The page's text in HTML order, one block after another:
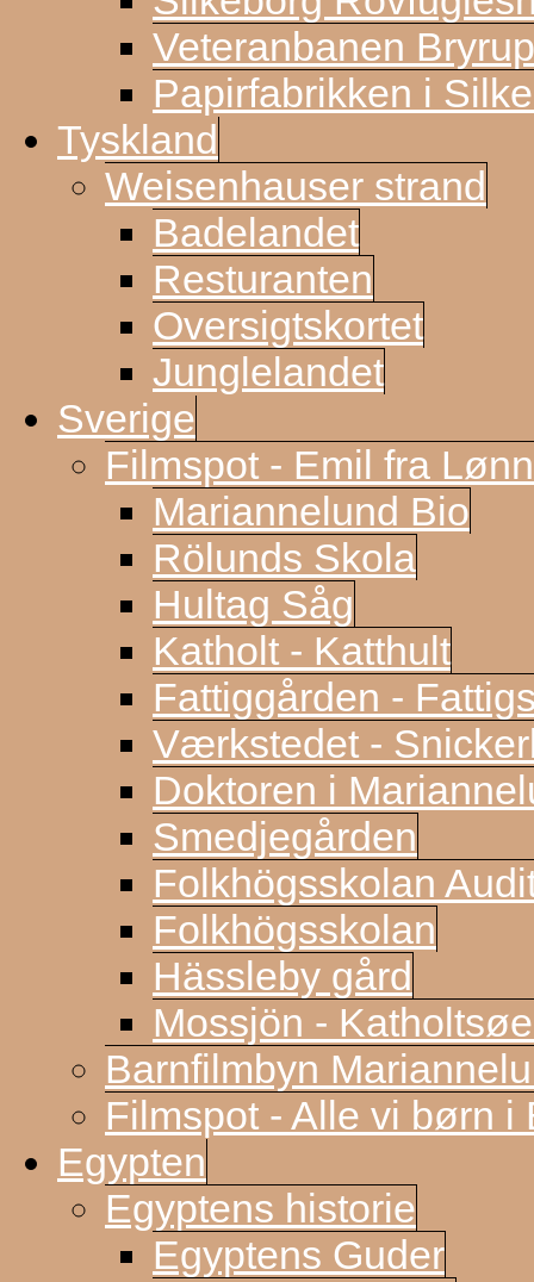
Veteranbanen
Papirfabrikken i
Tyskland
Weisenhauser strand
Badelandet
Resturanten
Oversigtskortet
Junglelandet
Sverige
Filmspot - Emil fra
Mariannelund Bio
Rölunds Skola
Hultag Såg
Katholt - Katthult
Fattiggården -
Værkstedet -
Doktoren i
Smedjegården
Folkhögsskolan
Folkhögsskolan
Hässleby gård
Mossjön -
Barnfilmbyn
Filmspot - Alle vi børn i
Egypten
Egyptens historie
Egyptens Guder